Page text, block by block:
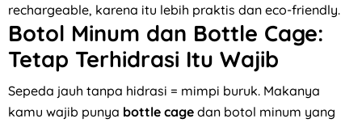
rechargeable, karena itu lebih praktis dan eco-friendly.
Botol Minum dan Bottle Cage:
Tetap Terhidrasi Itu Wajib
Sepeda jauh tanpa hidrasi = mimpi buruk. Makanya
kamu wajib punya bottle cage dan botol minum yang